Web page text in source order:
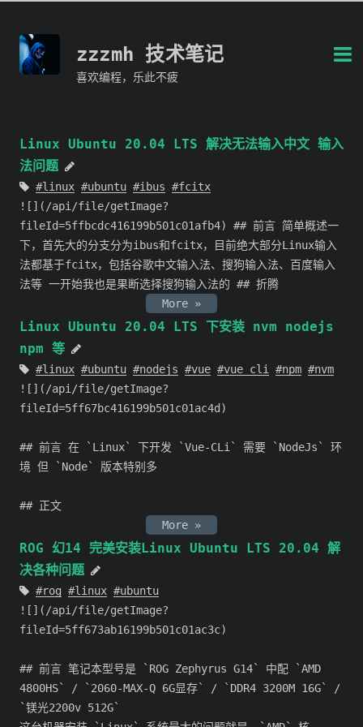
zzzmh 技术笔记
喜欢编程，乐此不疲
Linux Ubuntu 20.04 LTS 解决无法输入中文 输入
法问题
linux ubuntu ibus
fcitx
![](/api/file/getImage?
fileId=5ffbcdc416199b501c01afb4) ## 前言 简单概述一
下，首先大的分支分为ibus和fcitx，目前绝大部分Linux输入
法都基于fcitx，包括谷歌中文输入法、搜狗输入法、百度输入
法等 一开始我也是果断选择搜狗输入法的 ## 折腾
More »
Linux Ubuntu 20.04 LTS 下安装 nvm nodejs
npm 等
linux ubuntu nodejs vue vue cli npm
nvm
![](/api/file/getImage?
fileId=5ff67bc416199b501c01ac4d)
## 前言 在 `Linux` 下开发 `Vue-CLi` 需要 `NodeJs` 环
境 但 `Node` 版本特别多
## 正文
More »
ROG 幻14 完美安装Linux Ubuntu LTS 20.04 解
决各种问题
rog linux
ubuntu
![](/api/file/getImage?
fileId=5ff673ab16199b501c01ac3c)
## 前言 笔记本型号是 `ROG Zephyrus G14` 中配 `AMD
4800HS` / `2060-MAX-Q 6G显存` / `DDR4 3200M 16G` /
`镁光2200v 512G`